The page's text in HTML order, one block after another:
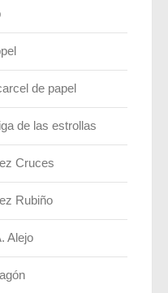
de papel
de las estrollas
Cruces
Rubiño
Alejo